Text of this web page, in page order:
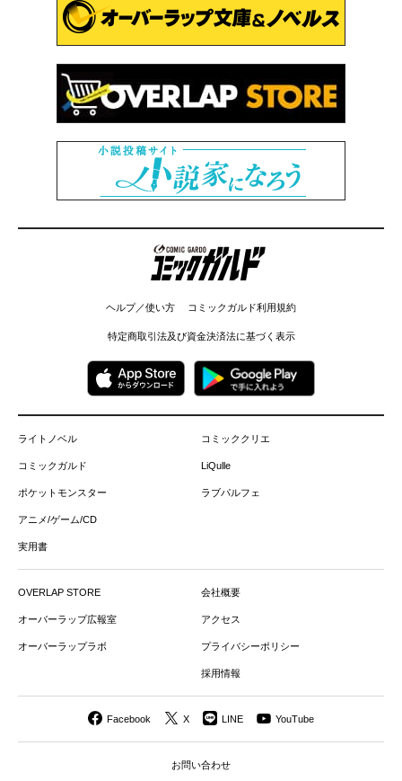
コミックガルド
ヘルプ／使い方 コミックガルド利用規約
特定商取引法及び資金決済法に基づく表示
ライトノベル
コミックガルド
ポケットモンスター
アニメ/ゲーム/CD
実用書
コミッククリエ
LiQulle
ラブパルフェ
OVERLAP STORE
オーバーラップ広報室
オーバーラップラボ
会社概要
アクセス
プライバシーポリシー
採用情報
Facebook X LINE YouTube
お問い合わせ